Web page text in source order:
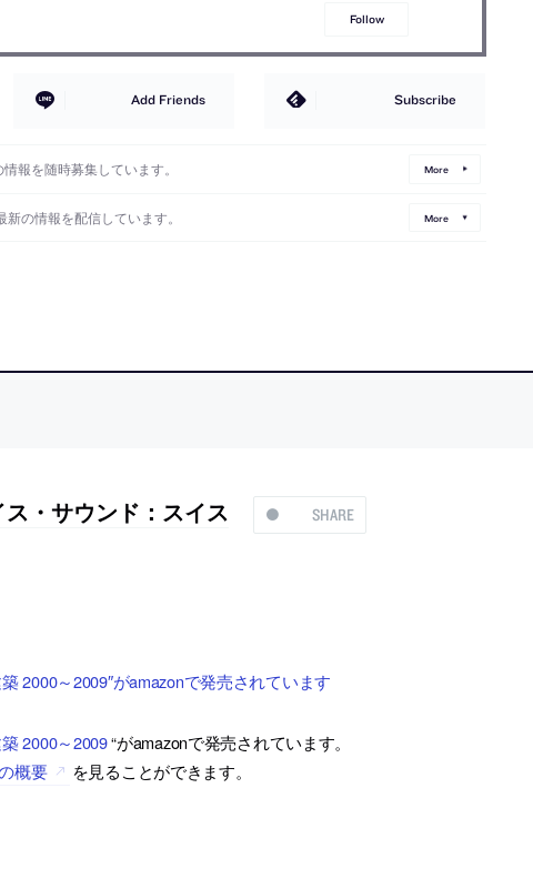
Follow
Add Friends Subscribe
報を随時募集しています。 More
新の情報を配信しています。 More
SHARE
・サウンド：スイス
2000～2009″がamazonで発売されています
2000～2009“がamazonで発売されています。
概要 を見ることができます。